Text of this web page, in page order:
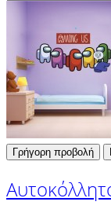
Γρήγορη προβολή